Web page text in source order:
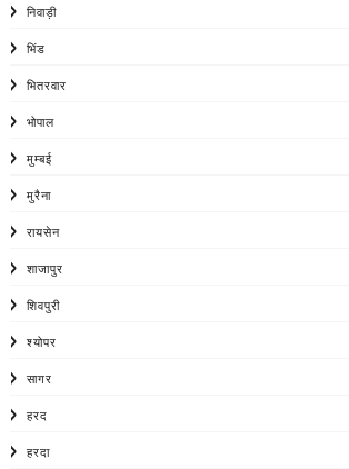
निवाड़ी
भिंड
भितरवार
भोपाल
मुम्बई
मुरैना
रायसेन
शाजापुर
शिवपुरी
श्योपर
सागर
हरद
हरदा